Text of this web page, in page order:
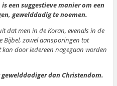
een suggestieve manier om een
gewelddadig te noemen.
dat men in de Koran, evenals in de
Bijbel, zowel aansporingen tot
door iedereen nagegaan worden
dan Christendom.